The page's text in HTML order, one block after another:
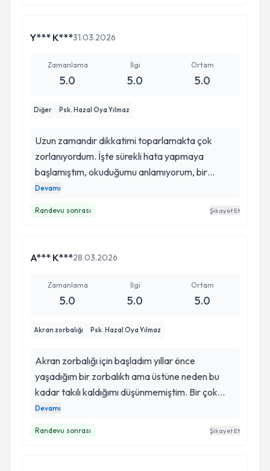
Y*** K***31.03.2026
Zamanlama
5.0
İlgi
5.0
Ortam
5.0
Diğer Psk. Hazal Oya Yılmaz
Uzun zamandır dikkatimi toparlamakta çok
zorlanıyordum. İşte sürekli hata yapmaya
başlamıştım, okuduğumu anlamıyorum, bir
odaya girip neden girdiğimi unutuyordum.
tanıdığı gitmiş. Konu konuyu açarken ben de
gitmeye karar verdim ve evet stresmiş: ) O
zihnimin açıldığını söyleyebilirim hala eski
Devamı
Randevu sonrası Şikayet Et
A*** K***28.03.2026
Zamanlama
5.0
İlgi
5.0
Ortam
5.0
Akran zorbalığı Psk. Hazal Oya Yılmaz
Akran zorbalığı için başladım yıllar önce
yaşadığım bir zorbalıktı ama üstüne neden bu
kadar takılı kaldığımı düşünmemiştim. Bir çok
şeyi düşünmediğimi fark ediyorum ve bir söz
Devamı
Randevu sonrası Şikayet Et